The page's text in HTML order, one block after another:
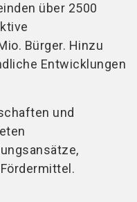
über 2500
Bürger. Hinzu
Entwicklungen
und